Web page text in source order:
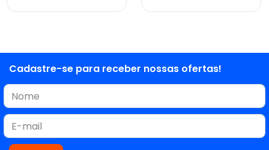
Cadastre-se para receber nossas ofertas!